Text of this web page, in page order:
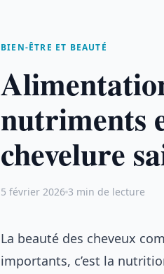
BIEN-ÊTRE ET BEAUTÉ
nutriments
chevelure
5 février 2026 3 min de lecture
La beauté des cheveux
importants, c’est la